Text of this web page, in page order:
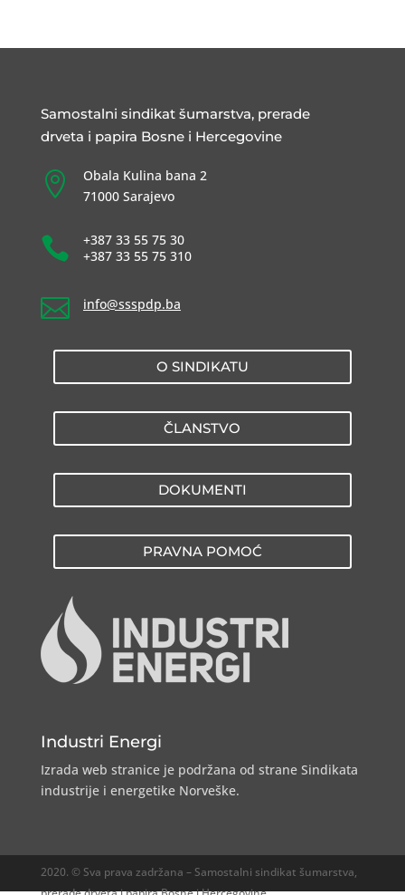
Samostalni sindikat šumarstva, prerade
drveta i papira Bosne i Hercegovine

Obala Kulina bana 2
71000 Sarajevo

+387 33 55 75 30
+387 33 55 75 310
 info@ssspdp.ba
O SINDIKATU
ČLANSTVO
DOKUMENTI
PRAVNA POMOĆ
Industri Energi
Izrada web stranice je podržana od strane Sindikata
industrije i energetike Norveške.
2020. © Sva prava zadržana – Samostalni sindikat šumarstva,